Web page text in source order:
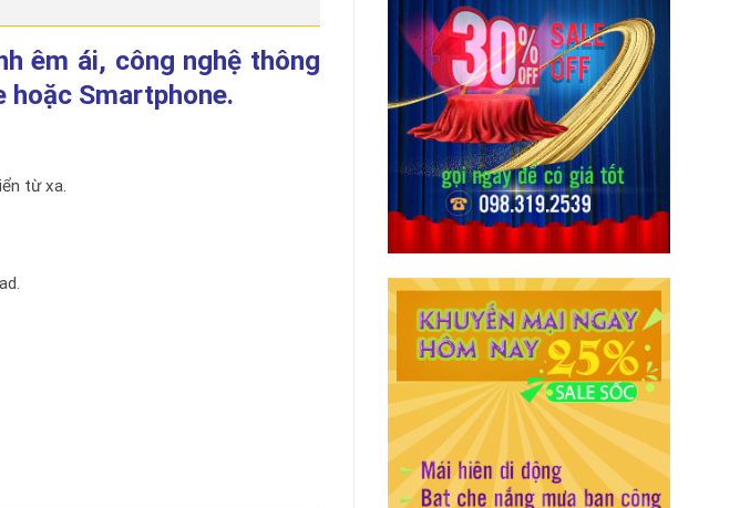
êm ái, công nghệ thông
hoặc Smartphone.
từ xa.